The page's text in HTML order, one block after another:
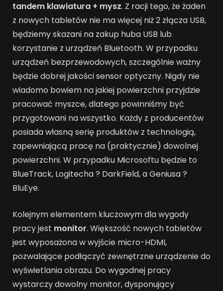
tandem klawiatura + mysz. Z racji tego, że żaden
z nowych tabletów nie ma więcej niż 2 złącza USB,
będziemy skazani na zakup huba USB lub
korzystanie z urządzeń Bluetooth. W przypadku
urządzeń bezprzewodowych, szczególnie ważny
będzie dobrej jakości sensor optyczny. Nigdy nie
wiadomo bowiem na jakiej powierzchni przyjdzie
pracować myszce, dlatego powinniśmy być
przygotowani na wszystko. Każdy z producentów
posiada własną serię produktów z technologią,
zapewniającą pracę na (praktycznie) dowolnej
powierzchni. W przypadku Microsoftu będzie to
BlueTrack, Logitecha ? DarkField, a Geniusa ?
BluEye.
Kolejnym elementem kluczowym dla wygody
pracy jest monitor. Większość nowych tabletów
jest wyposażona w wyjście micro-HDMI,
pozwalające podłączyć zewnętrzne urządzenie do
wyświetlania obrazu. Do wygodnej pracy
wystarczy dowolny monitor, dysponujący